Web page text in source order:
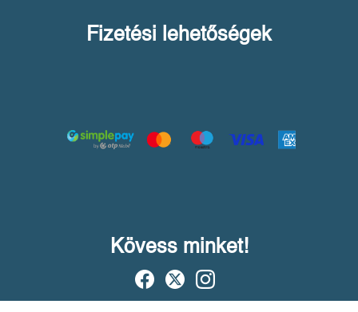
Fizetési lehetőségek
Kövess minket!